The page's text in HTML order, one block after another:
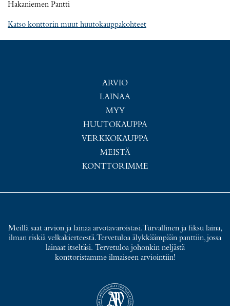
Hakaniemen Pantti
Katso konttorin muut huutokauppakohteet
ARVIO
LAINAA
MYY
HUUTOKAUPPA
VERKKOKAUPPA
MEISTÄ
KONTTORIMME
Meillä saat arvion ja lainaa arvotavaroistasi. Turvallinen ja fiksu laina,
ilman riskiä velkakierteestä. Tervetuloa älykkäämpään panttiin, jossa
lainaat itseltäsi. Tervetuloa johonkin neljästä
konttoristamme ilmaiseen arviointiin!